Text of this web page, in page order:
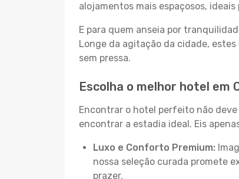
alojamentos mais espaçosos,
E para quem anseia por
Longe da agitação da cidade,
sem pressa.
Escolha o melhor hotel em
Encontrar o hotel perfeito não deve
encontrar a estadia ideal. Eis
Luxo e Conforto Premium:
nossa seleção curada promete
prazer.